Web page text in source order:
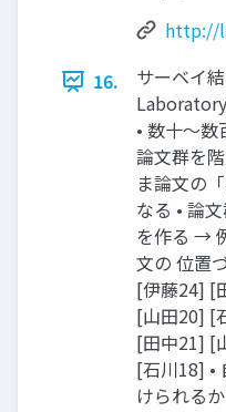
http://
16.
サーベイ
• 数十～
論文群を
ま論文の
なる • 論
を作る →
文の 位置
[伊藤24] [
[山田20] [
[田中21] [
[石川18] •
けられる